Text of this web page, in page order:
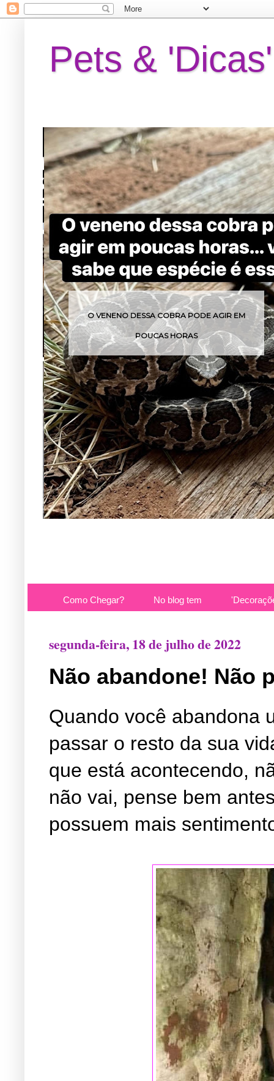
Pets & 'Dicas'
O VENENO DESSA COBRA PODE AGIR EM
POUCAS HORAS
Como Chegar? No blog tem
segunda-feira, 18 de julho de 2022
Não abandone! Não
Quando você abandona
passar o resto da sua
que está acontecendo,
não vai, pense bem
possuem mais